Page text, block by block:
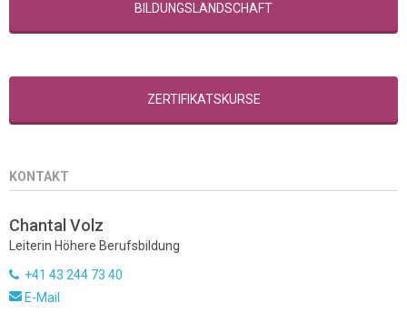
BILDUNGSLANDSCHAFT
ZERTIFIKATSKURSE
KONTAKT
Chantal Volz
Leiterin Höhere Berufsbildung
+41 43 244 73 40
E-Mail